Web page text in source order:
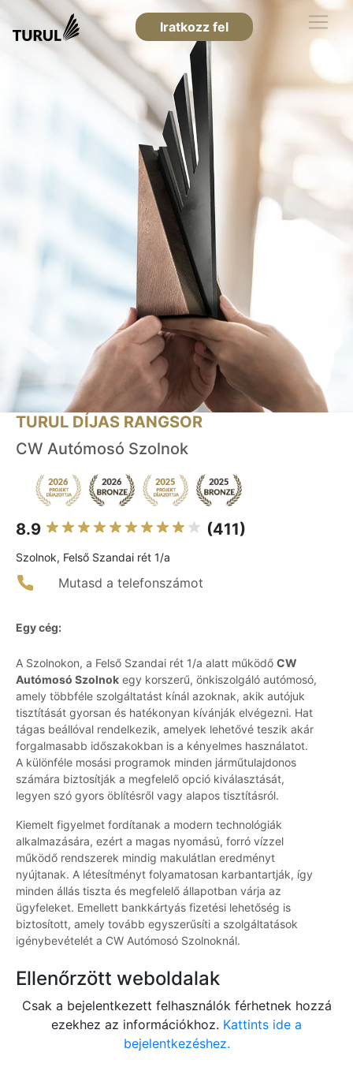
Iratkozz fel
TURUL DÍJAS RANGSOR
CW Autómosó Szolnok
8.9 (411)
Szolnok, Felső Szandai rét 1/a
Mutasd a telefonszámot
Egy cég:
A Szolnokon, a Felső Szandai rét 1/a alatt működő CW
Autómosó Szolnok egy korszerű, önkiszolgáló autómosó,
amely többféle szolgáltatást kínál azoknak, akik autójuk
tisztítását gyorsan és hatékonyan kívánják elvégezni. Hat
tágas beállóval rendelkezik, amelyek lehetővé teszik akár
forgalmasabb időszakokban is a kényelmes használatot.
A különféle mosási programok minden járműtulajdonos
számára biztosítják a megfelelő opció kiválasztását,
legyen szó gyors öblítésről vagy alapos tisztításról.
Kiemelt figyelmet fordítanak a modern technológiák
alkalmazására, ezért a magas nyomású, forró vízzel
működő rendszerek mindig makulátlan eredményt
nyújtanak. A létesítményt folyamatosan karbantartják, így
minden állás tiszta és megfelelő állapotban várja az
ügyfeleket. Emellett bankkártyás fizetési lehetőség is
biztosított, amely tovább egyszerűsíti a szolgáltatások
igénybevételét a CW Autómosó Szolnoknál.
Ellenőrzött weboldalak
Csak a bejelentkezett felhasználók férhetnek hozzá
ezekhez az információkhoz. Kattints ide a
bejelentkezéshez.